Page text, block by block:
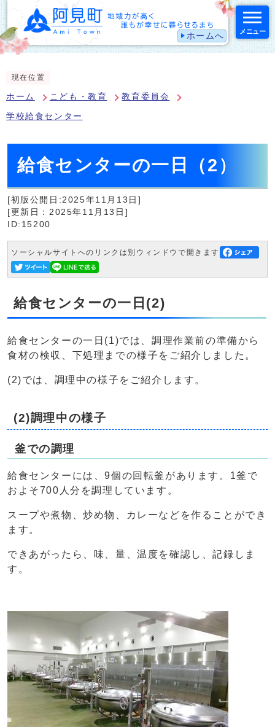
ホームへ メニュー
現在位置
ホーム こども・教育 教育委員会
学校給食センター
給食センターの一日（2）
[初版公開日:2025年11月13日]
[更新日：2025年11月13日]
ID:15200
ソーシャルサイトへのリンクは別ウィンドウで開きます
給食センターの一日(2)
給食センターの一日(1)では、調理作業前の準備から
食材の検収、下処理までの様子をご紹介しました。
(2)では、調理中の様子をご紹介します。
(2)調理中の様子
釜での調理
給食センターには、9個の回転釜があります。1釜で
およそ700人分を調理しています。
スープや煮物、炒め物、カレーなどを作ることができ
ます。
できあがったら、味、量、温度を確認し、記録しま
す。